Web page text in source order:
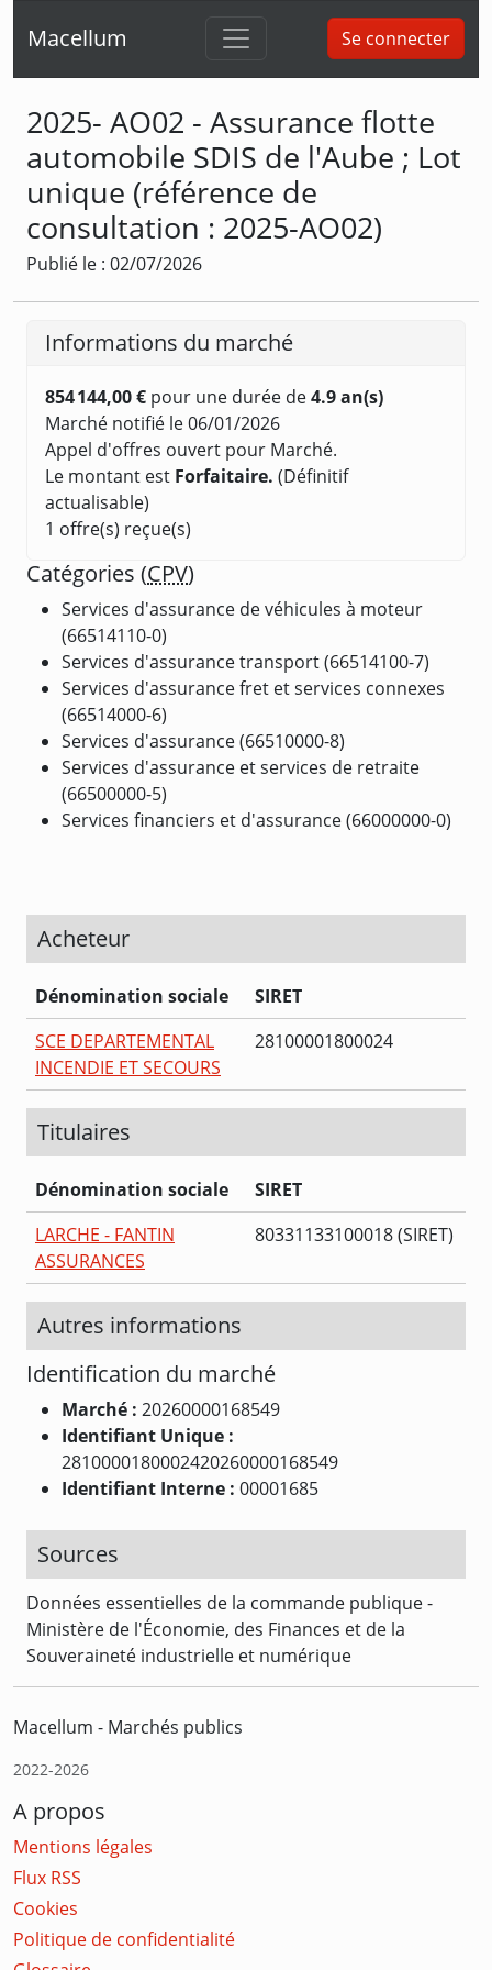
Macellum Se connecter
2025- AO02 - Assurance flotte
automobile SDIS de l'Aube ; Lot
unique (référence de
consultation : 2025-AO02)
Publié le : 02/07/2026
Informations du marché
854 144,00 € pour une durée de4.9 an(s)
Marché notifié le 06/01/2026
Appel d'offres ouvert pour Marché.
Le montant est Forfaitaire. (Définitif
actualisable)
1 offre(s) reçue(s)
Catégories (CPV)
Services d'assurance de véhicules à moteur
(66514110-0)
Services d'assurance transport (66514100-7)
Services d'assurance fret et services connexes
(66514000-6)
Services d'assurance (66510000-8)
Services d'assurance et services de retraite
(66500000-5)
Services financiers et d'assurance (66000000-0)
Acheteur
Dénomination sociale
SIRET
SCE DEPARTEMENTAL
INCENDIE ET SECOURS
28100001800024
Titulaires
Dénomination sociale
SIRET
LARCHE - FANTIN
ASSURANCES
80331133100018 (SIRET)
Autres informations
Identification du marché
Marché : 20260000168549
Identifiant Unique :
2810000180002420260000168549
Identifiant Interne : 00001685
Sources
Données essentielles de la commande publique -
Ministère de l'Économie, des Finances et de la
Souveraineté industrielle et numérique
Macellum - Marchés publics
2022-2026
A propos
Mentions légales
Flux RSS
Cookies
Politique de confidentialité